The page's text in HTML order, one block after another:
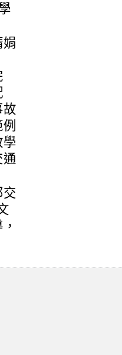
故
學
交